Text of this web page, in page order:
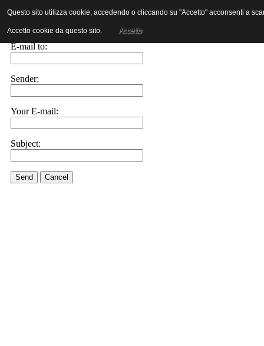
E-mail this link to a friend.
E-mail to:
Sender:
Your E-mail:
Subject:
Send Cancel
Questo sito utilizza cookie; accedendo o cliccando su "Accetto" acconsenti a
Accetto cookie da questo sito. Accetto